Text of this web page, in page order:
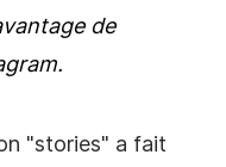
de
.
"stories" a fait